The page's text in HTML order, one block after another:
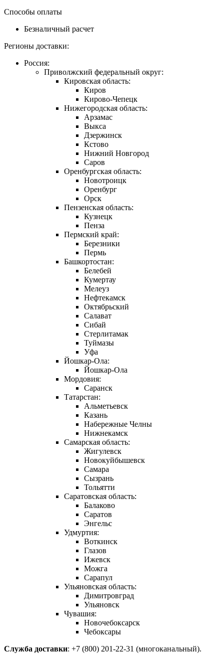
Способы оплаты
Безналичный расчет
Регионы доставки:
Россия:
Приволжский федеральный округ:
Кировская область:
Киров
Кирово-Чепецк
Нижегородская область:
Арзамас
Выкса
Дзержинск
Кстово
Нижний Новгород
Саров
Оренбургская область:
Новотроицк
Оренбург
Орск
Пензенская область:
Кузнецк
Пенза
Пермский край:
Березники
Пермь
Башкортостан:
Белебей
Кумертау
Мелеуз
Нефтекамск
Октябрьский
Салават
Сибай
Стерлитамак
Туймазы
Уфа
Йошкар-Ола:
Йошкар-Ола
Мордовия:
Саранск
Татарстан:
Альметьевск
Казань
Набережные Челны
Нижнекамск
Самарская область:
Жигулевск
Новокуйбышевск
Самара
Сызрань
Тольятти
Саратовская область:
Балаково
Саратов
Энгельс
Удмуртия:
Воткинск
Глазов
Ижевск
Можга
Сарапул
Ульяновская область:
Димитровград
Ульяновск
Чувашия:
Новочебоксарск
Чебоксары
Служба доставки: +7 (800) 201-22-31 (многоканальный).